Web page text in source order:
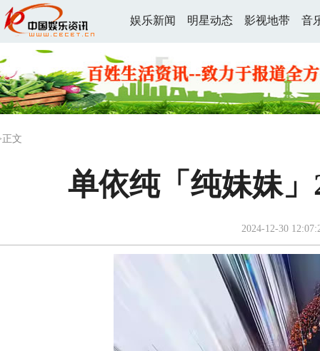
娱乐新闻 明星动态 影视地带 音
文
单依纯「纯妹妹
2024-12-30